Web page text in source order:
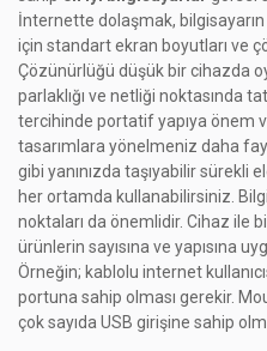
İnternette dolaşmak,
için standart ekran boyutları ve
Çözünürlüğü düşük bir cihazda
parlaklığı ve netliği noktasında
tercihinde portatif yapıya önem
tasarımlara yönelmeniz daha
gibi yanınızda taşıyabilir sürekli
her ortamda kullanabilirsiniz.
noktaları da önemlidir. Cihaz ile
ürünlerin sayısına ve yapısına
Örneğin; kablolu internet
portuna sahip olması gerekir.
çok sayıda USB girişine sahip